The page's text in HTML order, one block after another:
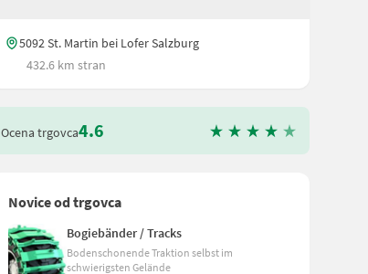
5092 St. Martin bei Lofer Salzburg
432.6 km stran
Ocena trgovca4.6
Novice od trgovca
Bogiebänder / Tracks
Bodenschonende Traktion selbst im
schwierigsten Gelände